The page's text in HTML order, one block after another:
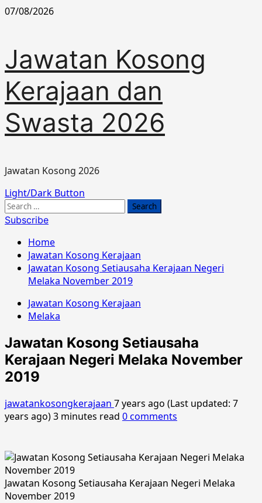
Skip
07/08/2026
Jawatan Kosong
Kerajaan dan
Swasta 2026
Jawatan Kosong 2026
Primary
Menu
Light/Dark Button
Search
for:
Subscribe
Home
Jawatan Kosong Kerajaan
Jawatan Kosong Setiausaha Kerajaan Negeri
Melaka November 2019
Jawatan Kosong Kerajaan
Melaka
Jawatan Kosong Setiausaha
Kerajaan Negeri Melaka November
2019
jawatankosongkerajaan 7 years ago (Last updated: 7
years ago)3 minutes read 0 comments
Jawatan Kosong Setiausaha Kerajaan Negeri Melaka
November 2019